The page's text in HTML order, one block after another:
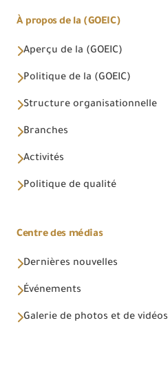
À propos de la (GOEIC)
Aperçu de la (GOEIC)
Politique de la (GOEIC)
Structure organisationnelle
Branches
Activités
Politique de qualité
Centre des médias
Dernières nouvelles
Événements
Galerie de photos et de vidéos